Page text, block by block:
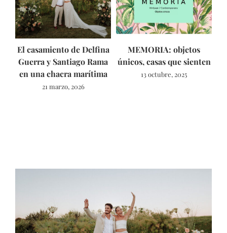
El casamiento de Delfina
Guerra y Santiago Rama
en una chacra marítima
21 marzo, 2026
MEMORIA: objetos
únicos, casas que sienten
13 octubre, 2025